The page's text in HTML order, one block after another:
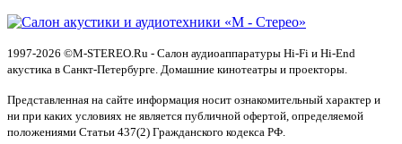
1997-2026 ©M-STEREO.Ru - Салон аудиоаппаратуры Hi-Fi и Hi-End
акустика в Санкт-Петербурге. Домашние кинотеатры и проекторы.
Представленная на сайте информация носит ознакомительный характер и
ни при каких условиях не является публичной офертой, определяемой
положениями Статьи 437(2) Гражданского кодекса РФ.